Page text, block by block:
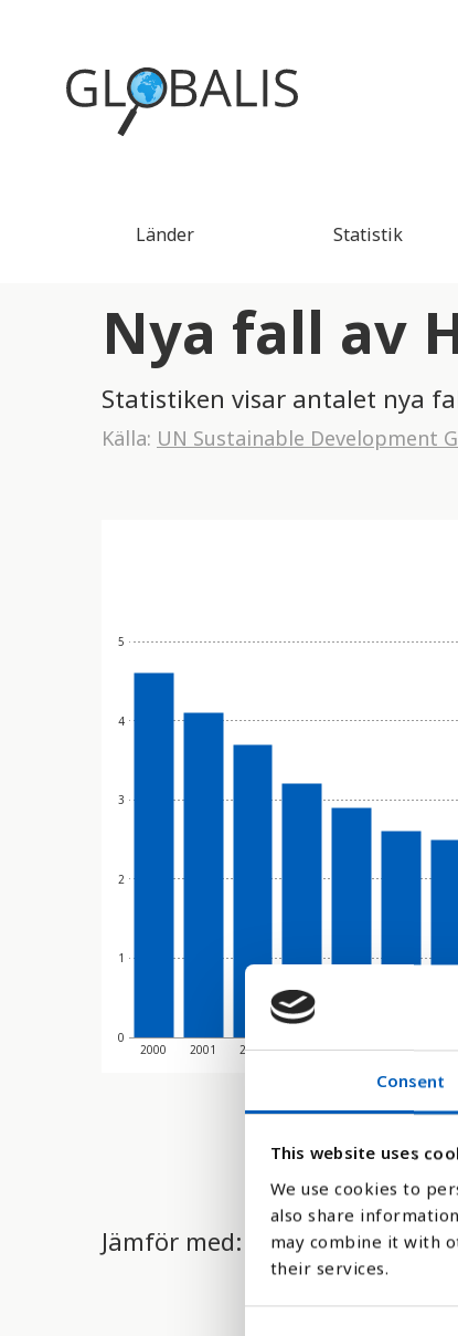
Consent
This website uses
We use cookies to
also share
may combine it with
their services.
Länder Statistik
Nya fall av
Statistiken visar antalet nya
Källa: UN Sustainable Development
0
1
2
3
4
5
2000 2001 2002 2003 2004 2005
Jämför med: